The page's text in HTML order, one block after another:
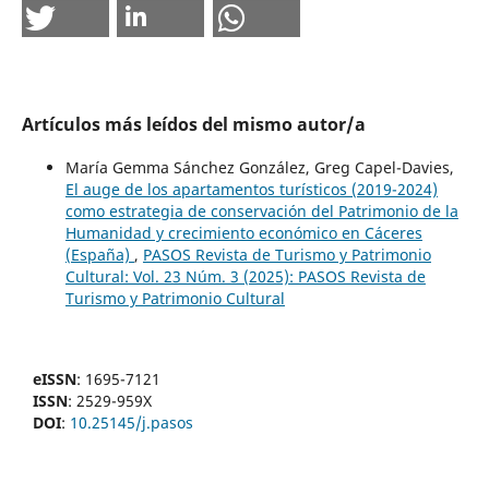
Artículos más leídos del mismo autor/a
María Gemma Sánchez González, Greg Capel-Davies,
El auge de los apartamentos turísticos (2019-2024)
como estrategia de conservación del Patrimonio de la
Humanidad y crecimiento económico en Cáceres
(España) , PASOS Revista de Turismo y Patrimonio
Cultural: Vol. 23 Núm. 3 (2025): PASOS Revista de
Turismo y Patrimonio Cultural
eISSN: 1695-7121
ISSN: 2529-959X
DOI: 10.25145/j.pasos